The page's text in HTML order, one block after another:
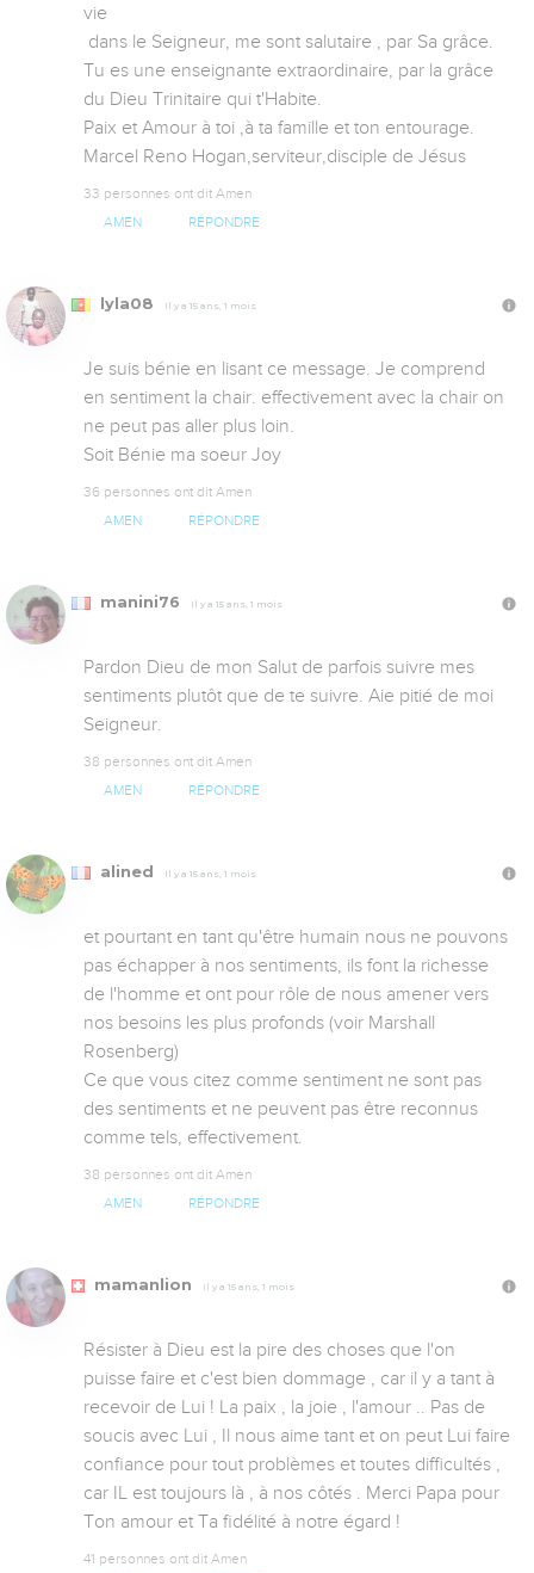
vie
Tu es une enseignante extraordinaire, par la grâce
du Dieu Trinitaire qui t'Habite.
Paix et Amour à toi ,à ta famille et ton entourage.
Marcel Reno Hogan,serviteur,disciple de Jésus
33 personnes ont dit Amen
AMEN RÉPONDRE
lyla08 Il y a 15 ans, 1 mois
Je suis bénie en lisant ce message. Je comprend
en sentiment la chair. effectivement avec la chair on
ne peut pas aller plus loin.
Soit Bénie ma soeur Joy
36 personnes ont dit Amen
AMEN RÉPONDRE
manini76 Il y a 15 ans, 1 mois
Pardon Dieu de mon Salut de parfois suivre mes
sentiments plutôt que de te suivre. Aie pitié de moi
Seigneur.
38 personnes ont dit Amen
AMEN RÉPONDRE
alined Il y a 15 ans, 1 mois
et pourtant en tant qu'être humain nous ne pouvons
pas échapper à nos sentiments, ils font la richesse
de l'homme et ont pour rôle de nous amener vers
nos besoins les plus profonds (voir Marshall
Rosenberg)
Ce que vous citez comme sentiment ne sont pas
des sentiments et ne peuvent pas être reconnus
comme tels, effectivement.
38 personnes ont dit Amen
AMEN RÉPONDRE
mamanlion Il y a 15 ans, 1 mois
Résister à Dieu est la pire des choses que l'on
puisse faire et c'est bien dommage , car il y a tant à
recevoir de Lui ! La paix , la joie , l'amour .. Pas de
soucis avec Lui , Il nous aime tant et on peut Lui faire
confiance pour tout problèmes et toutes difficultés ,
car IL est toujours là , à nos côtés . Merci Papa pour
Ton amour et Ta fidélité à notre égard !
41 personnes ont dit Amen